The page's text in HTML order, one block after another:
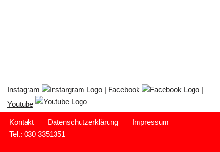
Instagram | Facebook
|
Youtube
Kontakt Datenschutzerklärung
Impressum
Tel.: 030 3351351